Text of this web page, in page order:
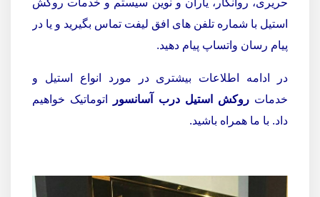
حریری، روانکار، یاران و نوین سیستم و خدمات روکش
استیل با شماره تلفن های افق لیفت تماس بگیرید و یا در
پیام رسان واتساپ پیام دهید.
در ادامه اطلاعات بیشتری در مورد انواع استیل و
خدماتروکش استیل درب آسانسور
اتوماتیک خواهیم
داد. با ما همراه باشید.